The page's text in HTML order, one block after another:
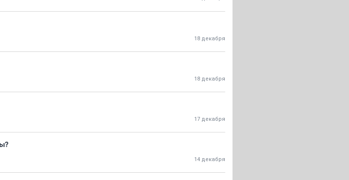
18 декабря
18 декабря
17 декабря
14 декабря